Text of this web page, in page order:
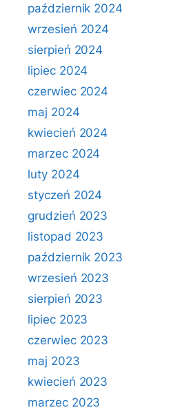
październik 2024
wrzesień 2024
sierpień 2024
lipiec 2024
czerwiec 2024
maj 2024
kwiecień 2024
marzec 2024
luty 2024
styczeń 2024
grudzień 2023
listopad 2023
październik 2023
wrzesień 2023
sierpień 2023
lipiec 2023
czerwiec 2023
maj 2023
kwiecień 2023
marzec 2023